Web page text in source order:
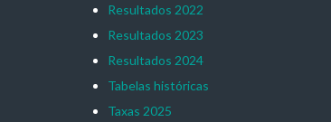
Resultados 2022
Resultados 2023
Resultados 2024
Tabelas históricas
Taxas 2025